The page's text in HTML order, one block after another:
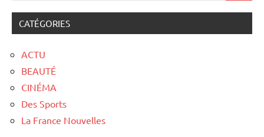
CATÉGORIES
ACTU
BEAUTÉ
CINÉMA
Des Sports
La France Nouvelles